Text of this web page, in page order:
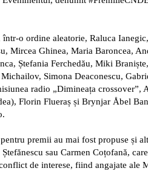
o ordine aleatorie, Raluca Ianegic
Mircea Ghinea, Maria Baroncea,
Ștefania Ferchedău, Miki
Simona Deaconescu,
radio „Dimineața crossover”,
Florin Flueraș și Brynjar Åbel
.
premii au mai fost propuse și
sau Carmen Coțofană,
de interese, fiind angajate ale